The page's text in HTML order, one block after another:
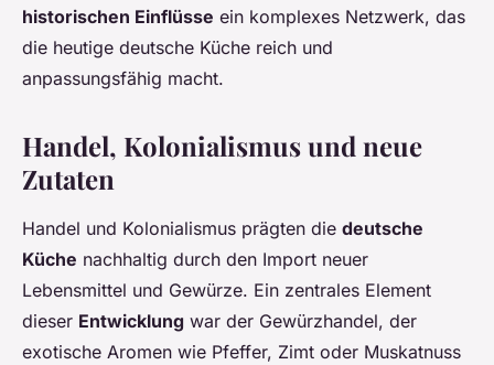
historischen Einflüsse ein komplexes Netzwerk, das
die heutige deutsche Küche reich und
anpassungsfähig macht.
Handel, Kolonialismus und neue
Zutaten
Handel und Kolonialismus prägten die deutsche
Küche nachhaltig durch den Import neuer
Lebensmittel und Gewürze. Ein zentrales Element
dieser Entwicklung war der Gewürzhandel, der
exotische Aromen wie Pfeffer, Zimt oder Muskatnuss